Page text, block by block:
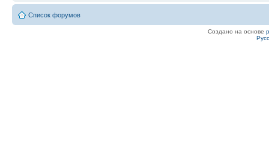
Список форумов
Создано на основе